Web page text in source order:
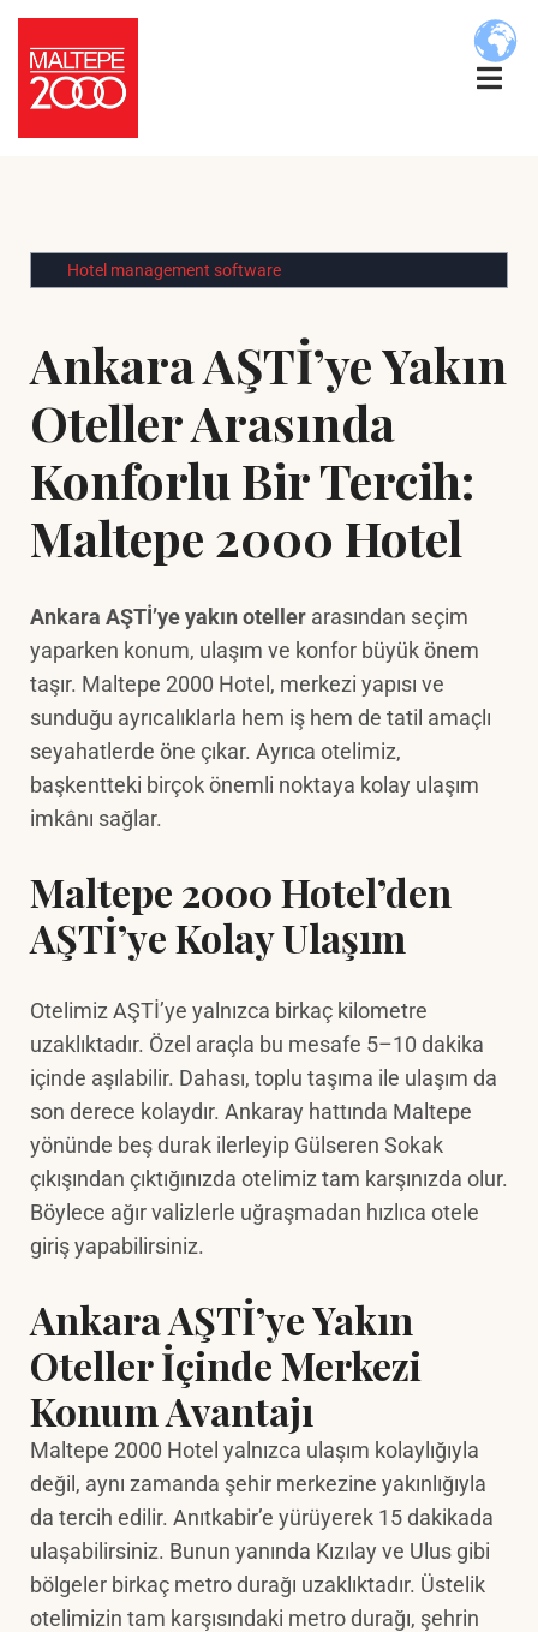
Hotel management software
Ankara AŞTİ’ye Yakın
Oteller Arasında
Konforlu Bir Tercih:
Maltepe 2000 Hotel
Ankara AŞTİ’ye yakın oteller arasından seçim
yaparken konum, ulaşım ve konfor büyük önem
taşır. Maltepe 2000 Hotel, merkezi yapısı ve
sunduğu ayrıcalıklarla hem iş hem de tatil amaçlı
seyahatlerde öne çıkar. Ayrıca otelimiz,
başkentteki birçok önemli noktaya kolay ulaşım
imkânı sağlar.
Maltepe 2000 Hotel’den
AŞTİ’ye Kolay Ulaşım
Otelimiz AŞTİ’ye yalnızca birkaç kilometre
uzaklıktadır. Özel araçla bu mesafe 5–10 dakika
içinde aşılabilir. Dahası, toplu taşıma ile ulaşım da
son derece kolaydır. Ankaray hattında Maltepe
yönünde beş durak ilerleyip Gülseren Sokak
çıkışından çıktığınızda otelimiz tam karşınızda olur.
Böylece ağır valizlerle uğraşmadan hızlıca otele
giriş yapabilirsiniz.
Ankara AŞTİ’ye Yakın
Oteller İçinde Merkezi
Konum Avantajı
Maltepe 2000 Hotel yalnızca ulaşım kolaylığıyla
değil, aynı zamanda şehir merkezine yakınlığıyla
da tercih edilir. Anıtkabir’e yürüyerek 15 dakikada
ulaşabilirsiniz. Bunun yanında Kızılay ve Ulus gibi
bölgeler birkaç metro durağı uzaklıktadır. Üstelik
otelimizin tam karşısındaki metro durağı, şehrin